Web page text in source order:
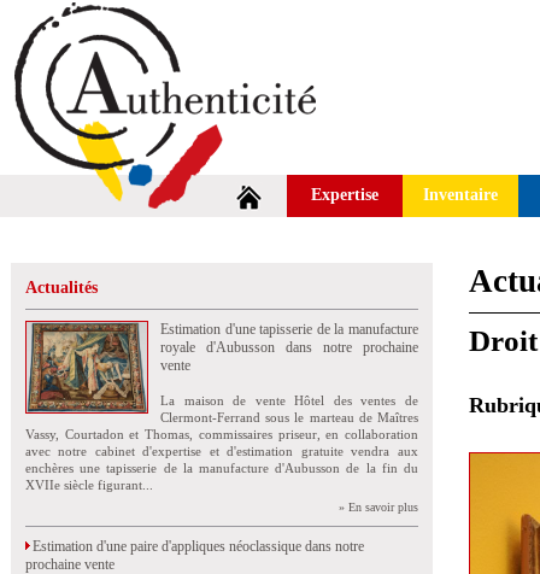
Expertise Inventaire
Actualités
Estimation d'une tapisserie de la manufacture
royale d'Aubusson dans notre prochaine
vente
La maison de vente Hôtel des ventes de
Clermont-Ferrand sous le marteau de Maîtres
Vassy, Courtadon et Thomas, commissaires priseur, en collaboration
avec notre cabinet d'expertise et d'estimation gratuite vendra aux
enchères une tapisserie de la manufacture d'Aubusson de la fin du
XVIIe siècle figurant...
» En savoir plus
Estimation d'une paire d'appliques néoclassique dans notre
prochaine vente
Droit